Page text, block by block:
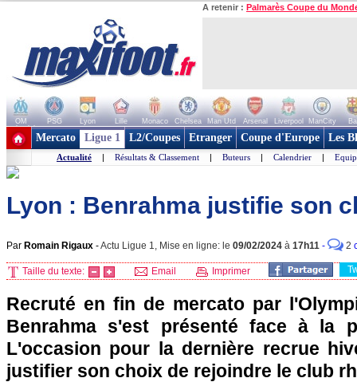
A retenir : Palmarès Coupe du
OM PSG Lyon Lille Monaco Chelsea Man Utd Arsenal Liverpool ManCity
+ de clubs
Mercato Ligue 1 L2/Coupes Etranger Coupe d'Europe Les
Actualité | Résultats & Classement | Buteurs | Calendrier |
Lyon : Benrahma justifie son
Par Romain Rigaux -Actu Ligue 1, Mise en ligne: le 09/02/2024 à 17h11 - 2
Taille du texte: Email Imprimer
Recruté en fin de mercato par
Benrahma s'est présenté face à la
L'occasion pour la dernière recrue
justifier son choix de rejoindre le club